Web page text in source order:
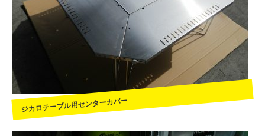
ジカロテーブル用センターカバー